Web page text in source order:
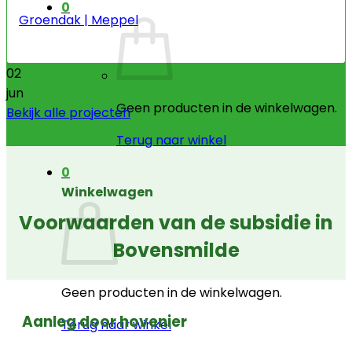
0
Geen producten in de winkelwagen.
Terug naar winkel
0
Winkelwagen
Geen producten in de winkelwagen.
Terug naar winkel
Groendak | Meppel
02
jun
Bekijk alle projecten
Voorwaarden van de subsidie in
Bovensmilde
Aanleg door hovenier